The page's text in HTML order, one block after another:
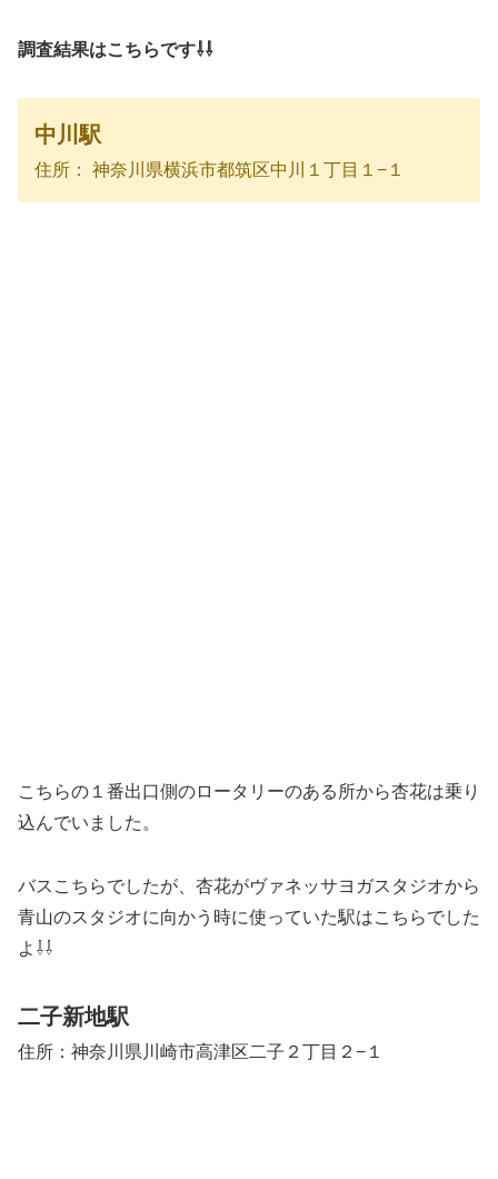
調査結果はこちらです⇩⇩
中川駅
住所： 神奈川県横浜市都筑区中川１丁目１−１
こちらの１番出口側のロータリーのある所から杏花は乗り
込んでいました。
バスこちらでしたが、杏花がヴァネッサヨガスタジオから
青山のスタジオに向かう時に使っていた駅はこちらでした
よ⇩⇩
二子新地駅
住所：神奈川県川崎市高津区二子２丁目２−１